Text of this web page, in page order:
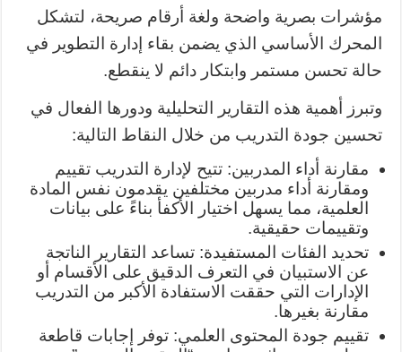
مؤشرات بصرية واضحة ولغة أرقام صريحة، لتشكل
المحرك الأساسي الذي يضمن بقاء إدارة التطوير في
حالة تحسن مستمر وابتكار دائم لا ينقطع.
وتبرز أهمية هذه التقارير التحليلية ودورها الفعال في
تحسين جودة التدريب من خلال النقاط التالية:
مقارنة أداء المدربين: تتيح لإدارة التدريب تقييم
ومقارنة أداء مدربين مختلفين يقدمون نفس المادة
العلمية، مما يسهل اختيار الأكفأ بناءً على بيانات
وتقييمات حقيقية.
تحديد الفئات المستفيدة: تساعد التقارير الناتجة
عن الاستبيان في التعرف الدقيق على الأقسام أو
الإدارات التي حققت الاستفادة الأكبر من التدريب
مقارنة بغيرها.
تقييم جودة المحتوى العلمي: توفر إجابات قاطعة